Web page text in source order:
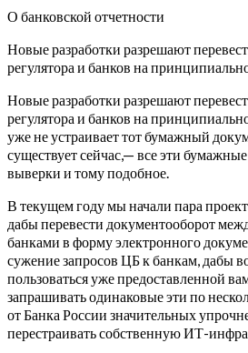
О банковской отчетности
Новые разработки разрешают
регулятора и банков на
Новые разработки разрешают
регулятора и банков на
уже не устраивает тот бумажный
существует сейчас,— все эти
выверки и тому подобное.
В текущем году мы начали пара
дабы перевести документооборот
банками в форму электронного
сужение запросов ЦБ к банкам, дабы
пользоваться уже предоставленной
запрашивать одинаковые эти по
от Банка России значительных
перестраивать собственную ИТ-